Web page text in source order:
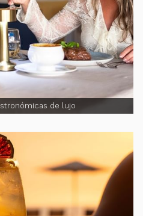
de lujo